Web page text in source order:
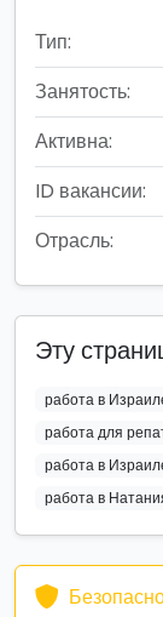
Тип:
Занятость:
Активна:
ID вакансии:
Отрасль:
Эту
работа в
работа для
работа в
работа в